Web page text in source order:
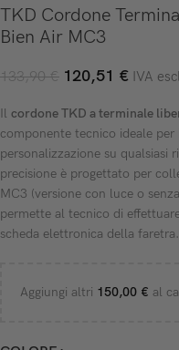
TKD Cordone
Bien Air MC3
133,90€ 120,51 € IVA
Il cordone TKD a terminale
componente tecnico ideale
personalizzazione su
precisione è progettato per
MC3 (versione con luce o
permette al tecnico di
scheda elettronica della faretra.
Aggiungi altri 150,00 € al